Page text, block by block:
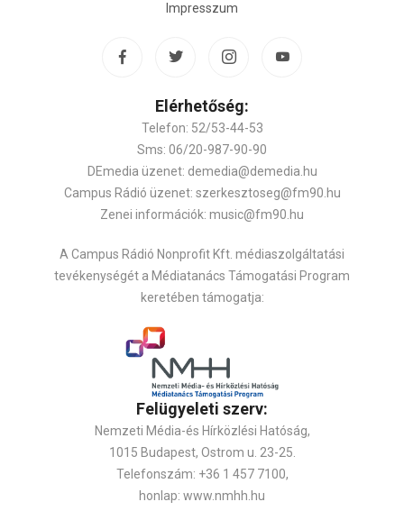
Impresszum
Elérhetőség:
Telefon: 52/53-44-53
Sms: 06/20-987-90-90
DEmedia üzenet: demedia@demedia.hu
Campus Rádió üzenet: szerkesztoseg@fm90.hu
Zenei információk: music@fm90.hu
A Campus Rádió Nonprofit Kft. médiaszolgáltatási
tevékenységét a Médiatanács Támogatási Program
keretében támogatja:
Felügyeleti szerv:
Nemzeti Média-és Hírközlési Hatóság,
1015 Budapest, Ostrom u. 23-25.
Telefonszám: +36 1 457 7100,
honlap: www.nmhh.hu